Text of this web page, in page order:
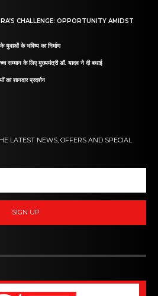
CHALLENGE: OPPORTUNITY AMIDST
युवाओं के भविष्य का निर्माण
सम्मान के लिए मुख्यमंत्री डॉ. यादव ने दी बधाई
का शानदार प्रदर्शन
LATEST NEWS, OFFERS AND SPECIAL
SIGN UP